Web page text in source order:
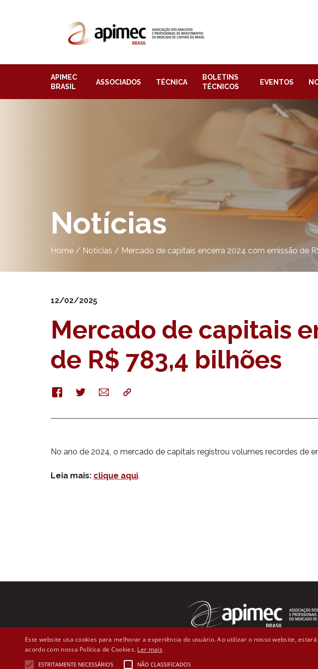
APIMEC
BRASIL
ASSOCIADOS TÉCNICA
BOLETINS
TÉCNICOS
EVENTOS
Notícias
Home / Notícias / Mercado de capitais encerra 2024 com emissão de
12/02/2025
Mercado de capitais
de R$ 783,4 bilhões
FacebookTwitterE-
mail
Copy
No ano de 2024, o mercado de capitais registrou volumes recordes de
Leia mais: clique aqui.
Este website usa cookies para melhorar a experiência do usuário. Ao utilizar o nosso website,
acordo com nossa Política de Cookies. Ler mais
ESTRITAMENTE NECESSÁRIOS NÃO CLASSIFICADOS